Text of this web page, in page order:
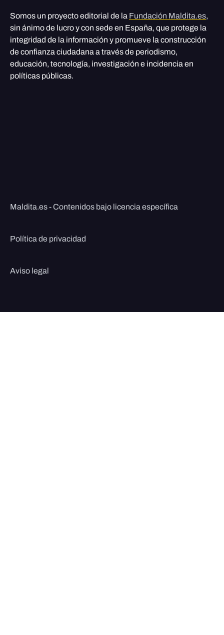
Somos un proyecto editorial de la Fundación Maldita.es,
sin ánimo de lucro y con sede en España, que protege la
integridad de la información y promueve la construcción
de confianza ciudadana a través de periodismo,
educación, tecnología, investigación e incidencia en
políticas públicas.
Maldita.es - Contenidos bajo licencia específica
Política de privacidad
Aviso legal